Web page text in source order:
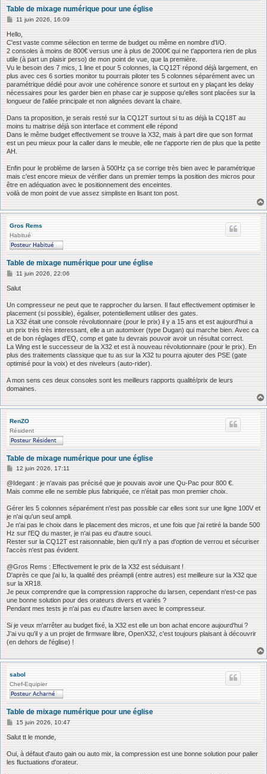
Table de mixage numérique pour une église
M
s
s
g
e
11 juin 2026, 16:09
Hello,
C'est vaste comme sélection en terme de budget ou même en nombre d'I/O.
2 consoles à moins de 800€ versus une à plus de 2000€ qui ne t'apportera rien de plus
utile (à part un plaisir perso) de mon point de vue, que la première.
Vu le besoin des 7 mics, 1 line et pour 5 colonnes, la CQ12T répond déjà largement, en
plus avec ces 6 sorties monitor tu pourrais piloter tes 5 colonnes séparément avec un
paramétrique dédié pour avoir une cohérence sonore et surtout en y plaçant les delay
nécessaires pour les garder bien en phase car je suppose qu'elles sont placées sur la
longueur de l'allée principale et non alignées devant la chaire.
Dans ta proposition, je serais resté sur la CQ12T surtout si tu as déjà la CQ18T au
moins tu maitrise déjà son interface et comment elle répond
Dans le même budget effectivement se trouve la X32, mais à part dire que son format
est un peu mieux pour la caller dans le meuble, elle ne t'apporte rien de plus que la petite
AH.
Enfin pour le problème de larsen à 500Hz ça se corrige très bien avec le paramétrique
mais c'est encore mieux de vérifier dans un premier temps la position des micros pour
être en adéquation avec le positionnement des enceintes.
voilà de mon point de vue assez simpliste en lisant ton post.
Gros Rems
Habitué
Table de mixage numérique pour une église
M
s
g
e
11 juin 2026, 22:06
Salut
Un compresseur ne peut que te rapprocher du larsen. Il faut effectivement optimiser le
placement (si possible), égaliser, potentiellement utiliser des gates.
La X32 était une console révolutionnaire (pour le prix) il y a 15 ans et est aujourd'hui a
un prix très très interessant, elle a un automixer (type Dugan) qui marche bien. Avec ca
et de bon réglages d'EQ, comp et gate tu devrais pouvoir avoir un résultat correct.
La Wing est le successeur de la X32 et est à nouveau révolutionnaire (pour le prix). En
plus des traitements classique que tu as sur la X32 tu pourra ajouter des PSE (gate
optimisé pour la voix) et des niveleurs (auto-rider).
A mon sens ces deux consoles sont les meilleurs rapports qualité/prix de leurs
domaines.
RenZO
Résident
Table de mixage numérique pour une église
M
s
s
e
12 juin 2026, 17:11
@Idegant : je n'avais pas précisé que je pouvais avoir une Qu-Pac pour 800 €.
Mais comme elle ne semble plus fabriquée, ce n'était pas mon premier choix.
Gérer les 5 colonnes séparément n'est pas possible car elles sont sur une ligne 100V et
je n'ai qu'un seul ampli.
Je n'ai pas le choix dans le placement des micros, et une fois que j'ai retiré la bande 500
Hz sur l'EQ du master, je n'ai pas eu d'autre souci.
Rester sur la CQ12T est raisonnable, bien qu'il n'y a pas d'option de verrou et sécuriser
l'accès n'est pas évident.
@Gros Rems : Effectivement le prix de la X32 est séduisant !
D'après ce que j'ai lu, la qualité des préampli (entre autres) est meilleure sur la X32 que
sur la XR18.
Je peux comprendre que la compression rapproche du larsen, cependant n'est-ce pas
une bonne solution pour des orateurs divers et variés ?
Pendant mes tests je n'ai pas eu d'autre larsen avec le compresseur.
Si je veux m'arrêter au budget fixé, la X32 est elle un bon achat encore aujourd'hui ?
J'ai vu qu'il y a un projet de firmware libre, OpenX32, c'est toujours plaisant à découvrir
(en dehors de l'église) !
sabol
Chef-Equipier
Table de mixage numérique pour une église
M
s
a
g
e
15 juin 2026, 10:47
Salut tt le monde,
Oui, à défaut d'auto gain ou auto mix, la compression est une bonne solution pour palier
les fluctuations d'orateur.